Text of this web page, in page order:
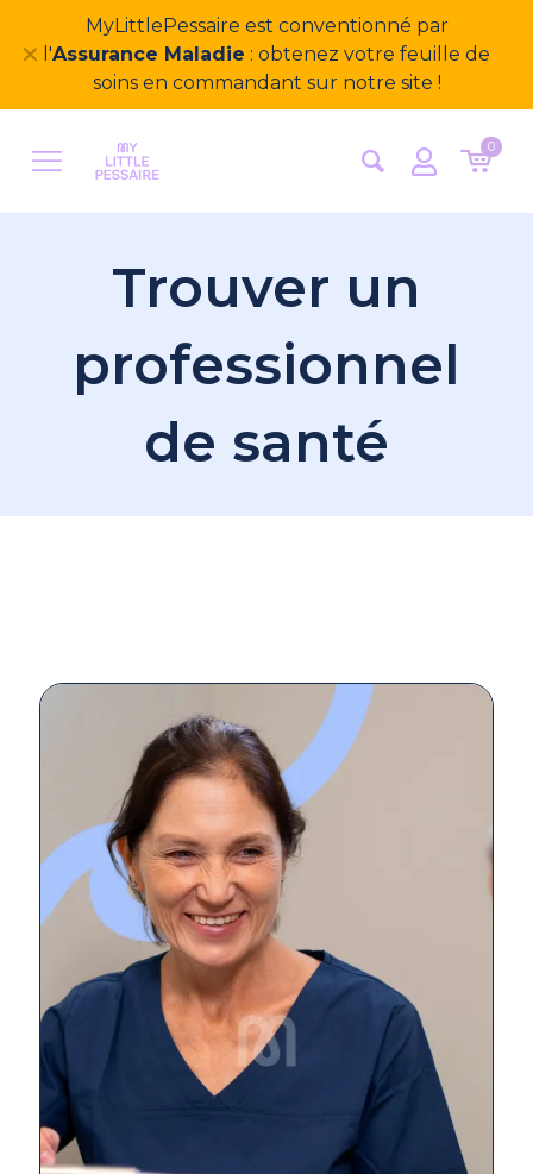
MyLittlePessaire est conventionné par
l'Assurance Maladie : obtenez votre feuille de
soins en commandant sur notre site !
✕
0
Trouver un
professionnel
de santé